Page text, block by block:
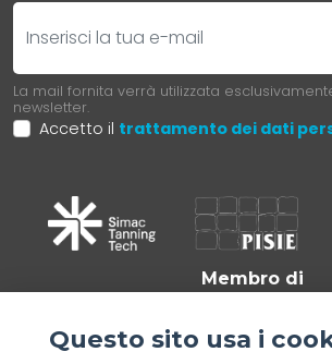
E-mail
La mail fornita verrà utilizzata
newsletter.
Accetto il trattamento dei dati
Membro di
Questo sito usa i